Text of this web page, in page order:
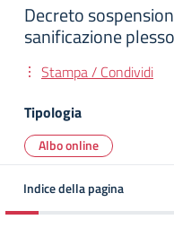
Decreto
sanificazione
Stampa / Condividi
Tipologia
Albo online
Indice della pagina